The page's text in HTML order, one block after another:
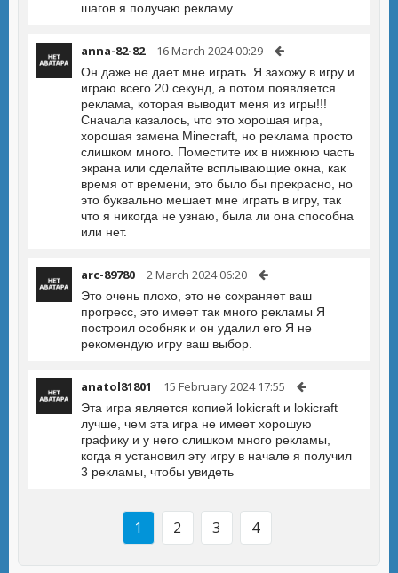
шагов я получаю рекламу
anna-82-82 16 March 2024 00:29
Он даже не дает мне играть. Я захожу в игру и
играю всего 20 секунд, а потом появляется
реклама, которая выводит меня из игры!!!
Сначала казалось, что это хорошая игра,
хорошая замена Minecraft, но реклама просто
слишком много. Поместите их в нижнюю часть
экрана или сделайте всплывающие окна, как
время от времени, это было бы прекрасно, но
это буквально мешает мне играть в игру, так
что я никогда не узнаю, была ли она способна
или нет.
arc-89780 2 March 2024 06:20
Это очень плохо, это не сохраняет ваш
прогресс, это имеет так много рекламы Я
построил особняк и он удалил его Я не
рекомендую игру ваш выбор.
anatol81801 15 February 2024 17:55
Эта игра является копией lokicraft и lokicraft
лучше, чем эта игра не имеет хорошую
графику и у него слишком много рекламы,
когда я установил эту игру в начале я получил
3 рекламы, чтобы увидеть
1 2 3 4